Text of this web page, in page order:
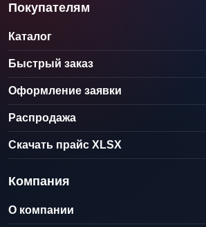
Покупателям
Каталог
Быстрый заказ
Оформление заявки
Распродажа
Скачать прайс XLSX
Компания
О компании